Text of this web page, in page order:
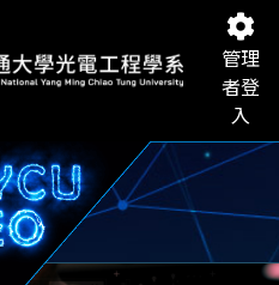
管理
者登
入
學光電工程學系